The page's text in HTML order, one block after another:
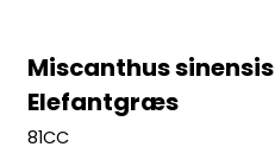
Miscanthus
Elefantgræs
81CC